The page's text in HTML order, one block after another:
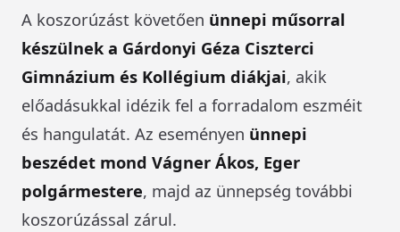
A koszorúzást követően ünnepi műsorral
készülnek a Gárdonyi Géza Ciszterci
Gimnázium és Kollégium diákjai, akik
előadásukkal idézik fel a forradalom eszméit
és hangulatát. Az eseményen ünnepi
beszédet mond Vágner Ákos, Eger
polgármestere, majd az ünnepség további
koszorúzással zárul.